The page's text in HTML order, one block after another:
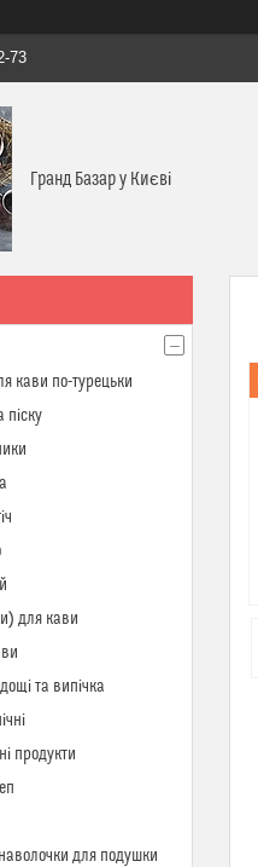
73
Гранд Базар у Києві
кави по-турецьки
піску
для кави
та випічка
продукти
для подушки